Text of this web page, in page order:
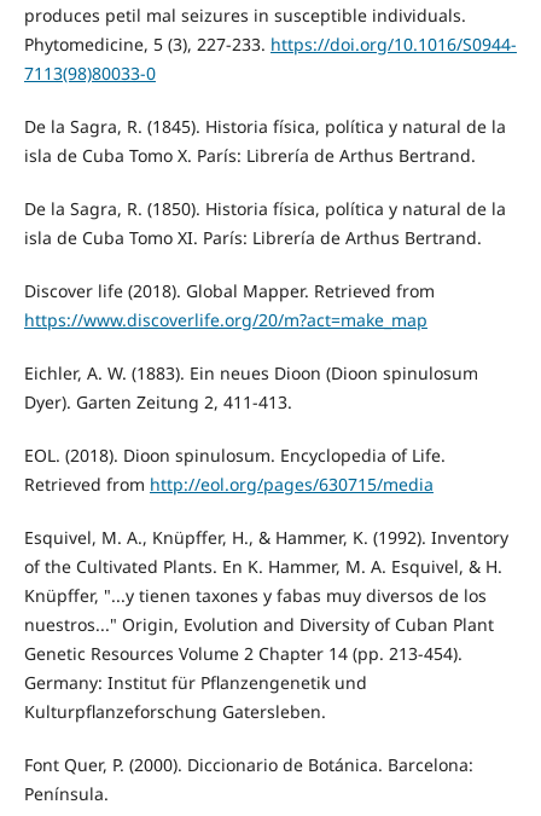
produces petil mal seizures in susceptible individuals.
Phytomedicine, 5 (3), 227-233. https://doi.org/10.1016/S0944-
7113(98)80033-0
De la Sagra, R. (1845). Historia física, política y natural de la
isla de Cuba Tomo X. París: Librería de Arthus Bertrand.
De la Sagra, R. (1850). Historia física, política y natural de la
isla de Cuba Tomo XI. París: Librería de Arthus Bertrand.
Discover life (2018). Global Mapper. Retrieved from
https://www.discoverlife.org/20/m?act=make_map
Eichler, A. W. (1883). Ein neues Dioon (Dioon spinulosum
Dyer). Garten Zeitung 2, 411-413.
EOL. (2018). Dioon spinulosum. Encyclopedia of Life.
Retrieved from http://eol.org/pages/630715/media
Esquivel, M. A., Knüpffer, H., & Hammer, K. (1992). Inventory
of the Cultivated Plants. En K. Hammer, M. A. Esquivel, & H.
Knüpffer, "...y tienen taxones y fabas muy diversos de los
nuestros..." Origin, Evolution and Diversity of Cuban Plant
Genetic Resources Volume 2 Chapter 14 (pp. 213-454).
Germany: Institut für Pflanzengenetik und
Kulturpflanzeforschung Gatersleben.
Font Quer, P. (2000). Diccionario de Botánica. Barcelona:
Península.